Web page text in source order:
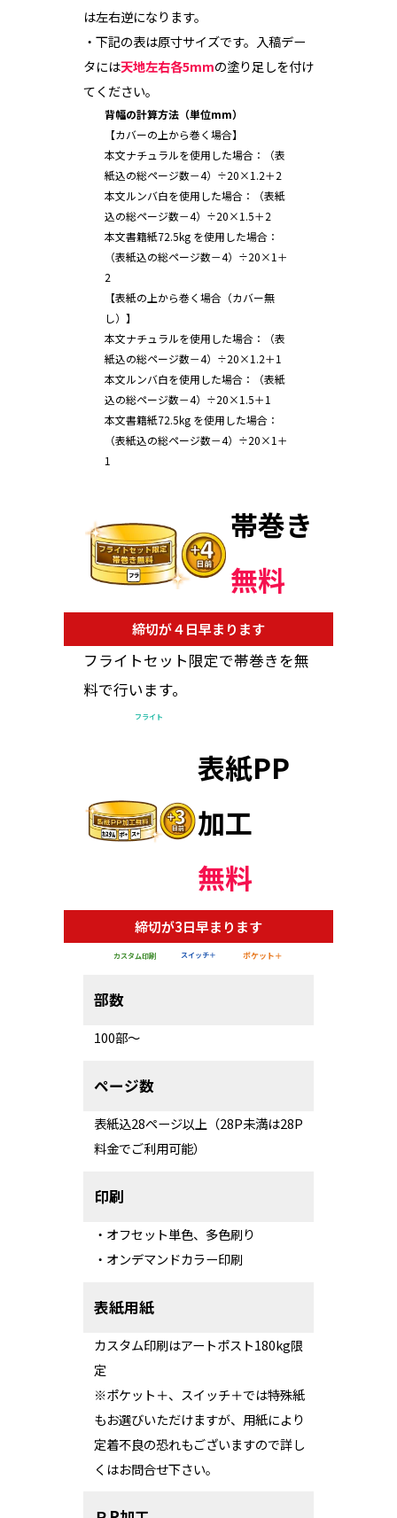
は左右逆になります。
・下記の表は原寸サイズです。入稿デー
タには天地左右各5mmの塗り足しを付け
てください。
背幅の計算方法（単位mm）
【カバーの上から巻く場合】
本文ナチュラルを使用した場合：（表
紙込の総ページ数－4）÷20×1.2＋2
本文ルンバ白を使用した場合：（表紙
込の総ページ数－4）÷20×1.5＋2
本文書籍紙72.5kg を使用した場合：
（表紙込の総ページ数－4）÷20×1＋
2
【表紙の上から巻く場合（カバー無
し）】
本文ナチュラルを使用した場合：（表
紙込の総ページ数－4）÷20×1.2＋1
本文ルンバ白を使用した場合：（表紙
込の総ページ数－4）÷20×1.5＋1
本文書籍紙72.5kg を使用した場合：
（表紙込の総ページ数－4）÷20×1＋
1
帯巻き
無料
締切が４日早まります
フライトセット限定で帯巻きを無
料で行います。
フライト
表紙PP
加工
無料
締切が3日早まります
カスタム印刷 スイッチ＋ ポケット＋
部数
100部～
ページ数
表紙込28ページ以上（28P未満は28P
料金でご利用可能）
印刷
・オフセット単色、多色刷り
・オンデマンドカラー印刷
表紙用紙
カスタム印刷はアートポスト180kg限
定
※ポケット＋、スイッチ＋では特殊紙
もお選びいただけますが、用紙により
定着不良の恐れもございますので詳し
くはお問合せ下さい。